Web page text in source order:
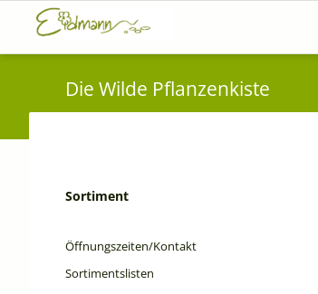
Die Wilde Pflanzenkiste
Sortiment
überspringen
Öffnungszeiten/Kontakt
Sortimentslisten